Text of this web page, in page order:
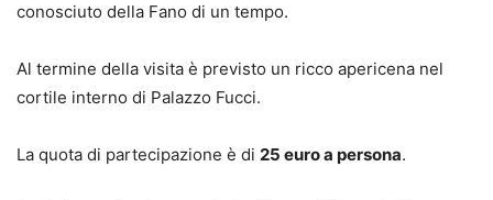
conosciuto della Fano di un tempo.
Al termine della visita è previsto un ricco apericena nel
cortile interno di Palazzo Fucci.
La quota di partecipazione è di 25 euro a persona.